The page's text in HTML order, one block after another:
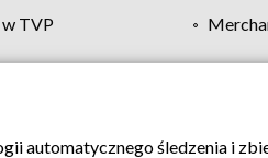
TVP
Moje zgody Pomoc Biuro
automatycznego śledzenia i